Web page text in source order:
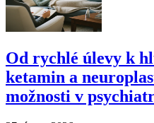
Od rychlé úlevy k
ketamin a
možnosti v